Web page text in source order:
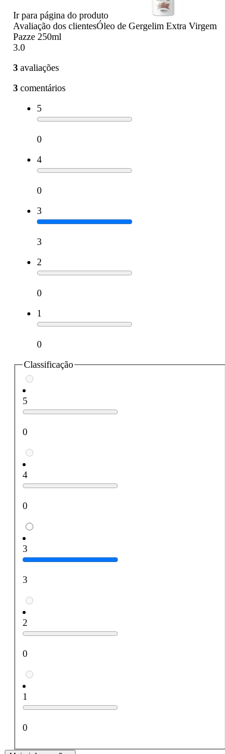
Ir para página do produto
Avaliação dos clientesÓleo de Gergelim Extra Virgem
Pazze 250ml
3.0
3 avaliações
3 comentários
5
0
4
0
3
3
2
0
1
0
Classificação
5
0
4
0
3
3
2
0
1
0